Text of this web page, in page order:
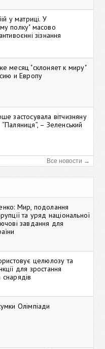
у матриці. У
полку" масово
зізнання
месяц "склоняет к миру"
и Европу
застосувала вітчизняну
– Зеленський
Все новости →
Мир, подолання
та уряд національної
завдання для
целюлозу та
для зростання
Олімпіади